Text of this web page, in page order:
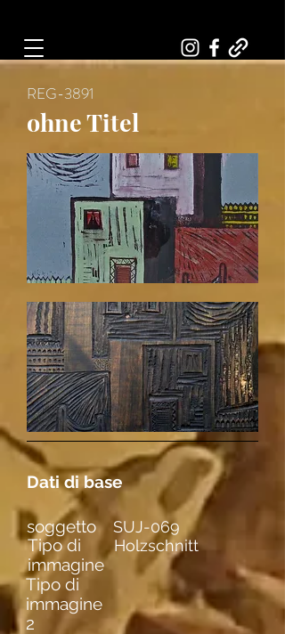
REG-3891
ohne Titel
Dati di base
Tipo di
immagine
Holzschnitt
Tipo di
immagine
2
soggetto SUJ-069